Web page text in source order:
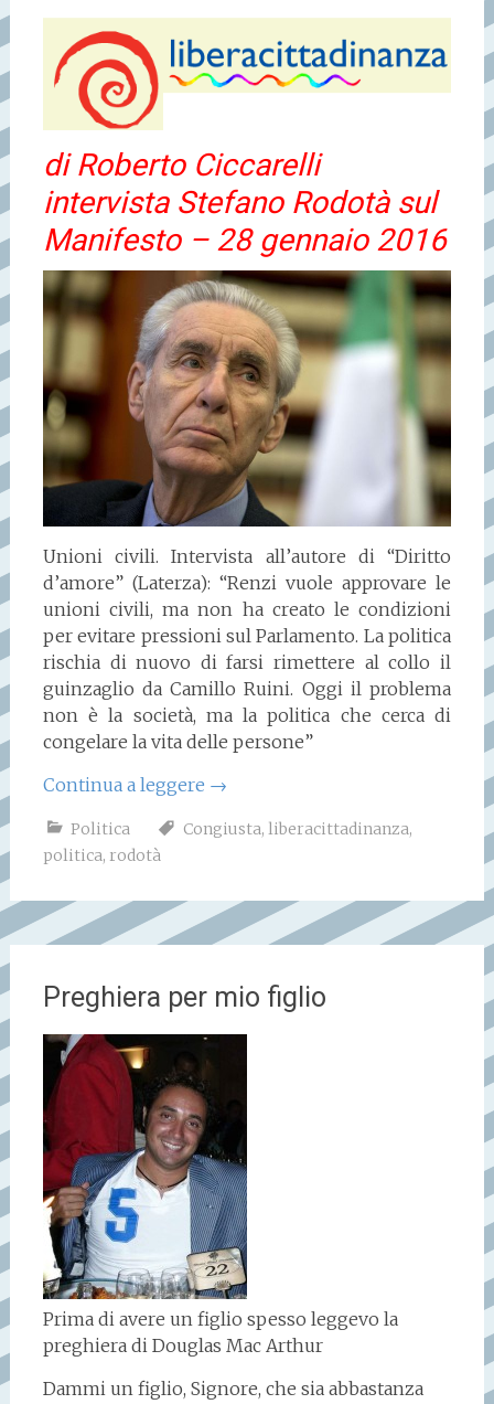
di Roberto Ciccarelli
intervista Stefano Rodotà sul
Manifesto – 28 gennaio 2016
Unioni civili. Intervista all’autore di “Diritto
d’amore” (Laterza): “Renzi vuole approvare le
unioni civili, ma non ha creato le condizioni
per evitare pressioni sul Parlamento. La politica
rischia di nuovo di farsi rimettere al collo il
guinzaglio da Camillo Ruini. Oggi il problema
non è la società, ma la politica che cerca di
congelare la vita delle persone”
Continua a leggere →
Politica Congiusta, liberacittadinanza,
politica, rodotà
Preghiera per mio figlio
Prima di avere un figlio spesso leggevo la
preghiera di Douglas Mac Arthur
Dammi un figlio, Signore, che sia abbastanza